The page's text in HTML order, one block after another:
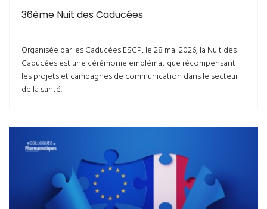
36ème Nuit des Caducées
Organisée par les Caducées ESCP, le 28 mai 2026, la Nuit des
Caducées est une cérémonie emblématique récompensant
les projets et campagnes de communication dans le secteur
de la santé.